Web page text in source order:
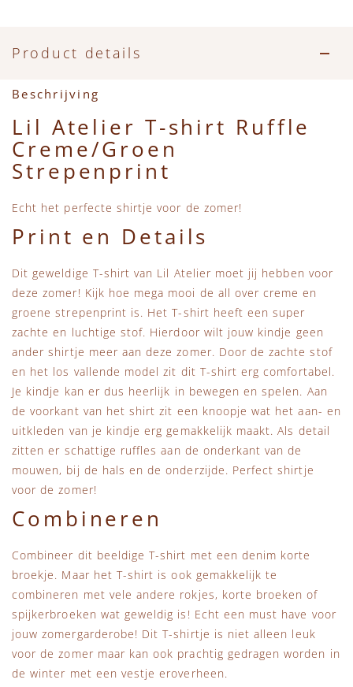
Zwemkleding
Feestkleding
Beren, Speendoekjes en Knuffeldoekjes
Tassen
Verzorgingsproducten
Beren
Mini Rodini
+1 in the family
New Balance
Piupiuchick
Tiny Cottons
Product details
Beschrijving
Lil Atelier T-shirt Ruffle
Creme/Groen
Strepenprint
Echt het perfecte shirtje voor de zomer!
Print en Details
Dit geweldige T-shirt van Lil Atelier moet jij hebben voor
deze zomer! Kijk hoe mega mooi de all over creme en
groene strepenprint is. Het T-shirt heeft een super
zachte en luchtige stof. Hierdoor wilt jouw kindje geen
ander shirtje meer aan deze zomer. Door de zachte stof
en het los vallende model zit dit T-shirt erg comfortabel.
Je kindje kan er dus heerlijk in bewegen en spelen. Aan
de voorkant van het shirt zit een knoopje wat het aan- en
uitkleden van je kindje erg gemakkelijk maakt. Als detail
zitten er schattige ruffles aan de onderkant van de
mouwen, bij de hals en de onderzijde. Perfect shirtje
voor de zomer!
Combineren
Combineer dit beeldige T-shirt met een denim korte
broekje. Maar het T-shirt is ook gemakkelijk te
combineren met vele andere rokjes, korte broeken of
spijkerbroeken wat geweldig is! Echt een must have voor
jouw zomergarderobe! Dit T-shirtje is niet alleen leuk
voor de zomer maar kan ook prachtig gedragen worden in
de winter met een vestje eroverheen.